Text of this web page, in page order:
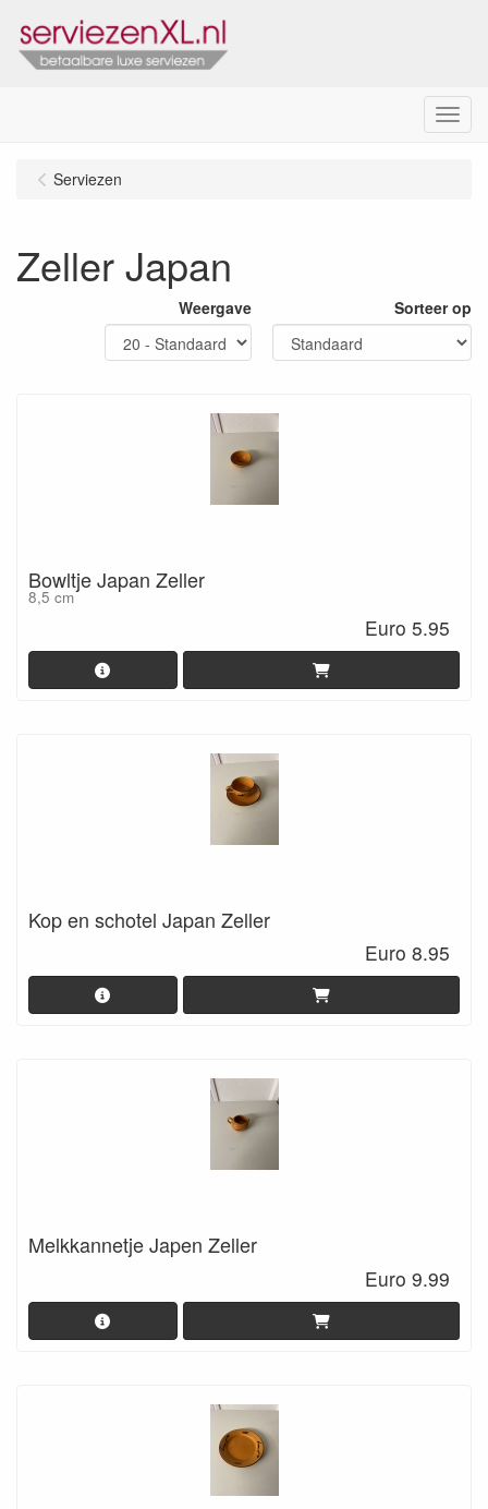
Menu
Serviezen
Zeller Japan
Weergave Sorteer op
Bowltje Japan Zeller
8,5 cm
Euro 5.95
Kop en schotel Japan Zeller
Euro 8.95
Melkkannetje Japen Zeller
Euro 9.99